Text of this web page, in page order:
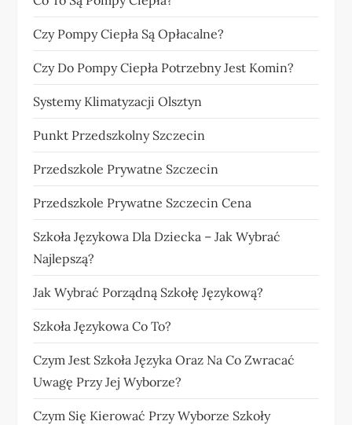
Czy Pompy Ciepła Są Opłacalne?
Czy Do Pompy Ciepła Potrzebny Jest Komin?
Systemy Klimatyzacji Olsztyn
Punkt Przedszkolny Szczecin
Przedszkole Prywatne Szczecin
Przedszkole Prywatne Szczecin Cena
Szkoła Językowa Dla Dziecka – Jak Wybrać
Najlepszą?
Jak Wybrać Porządną Szkołę Językową?
Szkoła Językowa Co To?
Czym Jest Szkoła Języka Oraz Na Co Zwracać
Uwagę Przy Jej Wyborze?
Czym Się Kierować Przy Wyborze Szkoły